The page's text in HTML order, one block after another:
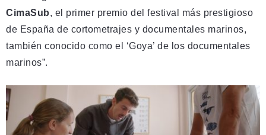
CimaSub, el primer premio del festival más prestigioso
de España de cortometrajes y documentales marinos,
también conocido como el ‘Goya’ de los documentales
marinos”.